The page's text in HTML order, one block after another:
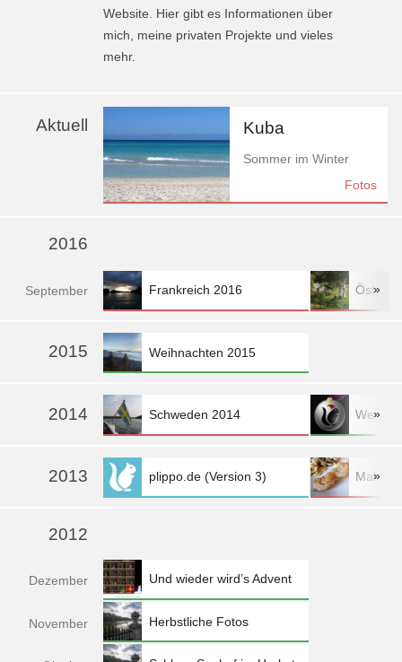
Website. Hier gibt es Informationen über
mich, meine privaten Projekte und vieles
mehr.
Aktuell Kuba
Sommer im Winter
Fotos
2016
September Frankreich 2016 »
2015 Weihnachten 2015
»
2014 Schweden 2014 »
2013 plippo.de (Version 3) Mahlzeit
»
2012
Dezember Und wieder wird’s Advent
November Herbstliche Fotos